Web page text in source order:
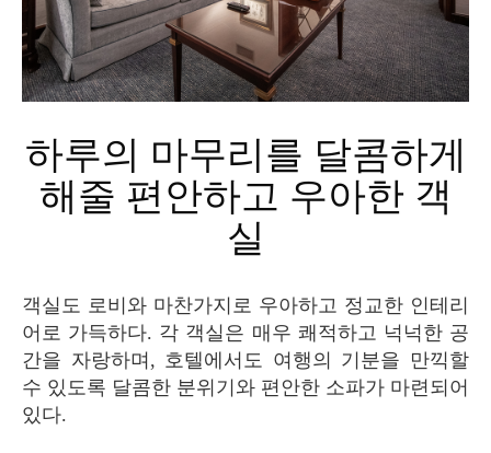
하루의 마무리를 달콤하게
해줄 편안하고 우아한 객
실
객실도 로비와 마찬가지로 우아하고 정교한 인테리
어로 가득하다. 각 객실은 매우 쾌적하고 넉넉한 공
간을 자랑하며, 호텔에서도 여행의 기분을 만끽할
수 있도록 달콤한 분위기와 편안한 소파가 마련되어
있다.